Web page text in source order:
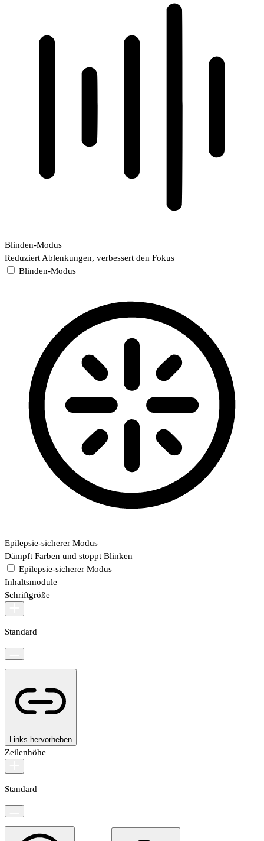
Blinden-Modus
Reduziert Ablenkungen, verbessert den Fokus
Blinden-Modus
Epilepsie-sicherer Modus
Dämpft Farben und stoppt Blinken
Epilepsie-sicherer Modus
Inhaltsmodule
Schriftgröße
Standard
Links hervorheben
Zeilenhöhe
Standard